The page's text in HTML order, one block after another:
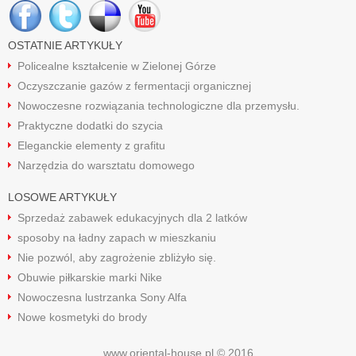
OSTATNIE ARTYKUŁY
Policealne kształcenie w Zielonej Górze
Oczyszczanie gazów z fermentacji organicznej
Nowoczesne rozwiązania technologiczne dla przemysłu.
Praktyczne dodatki do szycia
Eleganckie elementy z grafitu
Narzędzia do warsztatu domowego
LOSOWE ARTYKUŁY
Sprzedaż zabawek edukacyjnych dla 2 latków
sposoby na ładny zapach w mieszkaniu
Nie pozwól, aby zagrożenie zbliżyło się.
Obuwie piłkarskie marki Nike
Nowoczesna lustrzanka Sony Alfa
Nowe kosmetyki do brody
www.oriental-house.pl © 2016